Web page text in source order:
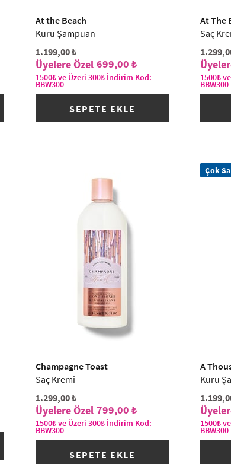
At the Beach
Kuru Şampuan
1.199,00 ₺
699,00 ₺
1500₺ ve Üzeri 300₺ İndirim Kod:
BBW300
SEPETE EKLE
At The
Saç
1500₺
BBW300
Champagne Toast
Saç Kremi
1.299,00 ₺
799,00 ₺
1500₺ ve Üzeri 300₺ İndirim Kod:
BBW300
SEPETE EKLE
A
Kuru
1500₺
BBW300
Çok